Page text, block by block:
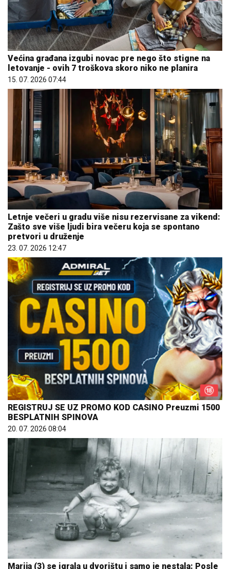
Većina građana izgubi novac pre nego što stigne na
letovanje - ovih 7 troškova skoro niko ne planira
15. 07. 2026 07:44
Letnje večeri u gradu više nisu rezervisane za vikend:
Zašto sve više ljudi bira večeru koja se spontano
pretvori u druženje
23. 07. 2026 12:47
REGISTRUJ SE UZ PROMO KOD CASINO Preuzmi 1500
BESPLATNIH SPINOVA
20. 07. 2026 08:04
Marija (3) se igrala u dvorištu i samo je nestala: Posle